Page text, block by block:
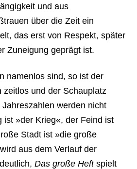
und aus
über die Zeit ein
das erst von Respekt, später
Zuneigung geprägt ist.
namenlos sind, so ist der
zeitlos und der Schauplatz
werden nicht
ist »der Krieg«, der Feind ist
Stadt ist »die große
aus dem Verlauf der
Das große Heftspielt